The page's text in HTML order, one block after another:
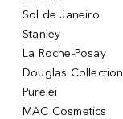
Sol de Janeiro
Stanley
La Roche-Posay
Douglas Collection
Purelei
MAC Cosmetics